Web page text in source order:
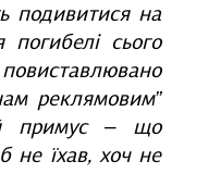
подивитися на
сього
реклямовим”
примус ‒ що
не їхав, хоч не